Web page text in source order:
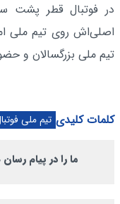
در فوتبال قطر پشت
اصلی‌اش روی تیم ملی
تیم ملی بزرگسالان و
کلمات کلیدی تیم ملی
ما را در پیام